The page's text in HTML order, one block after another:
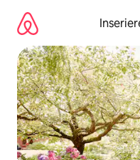
Inhalten
springen